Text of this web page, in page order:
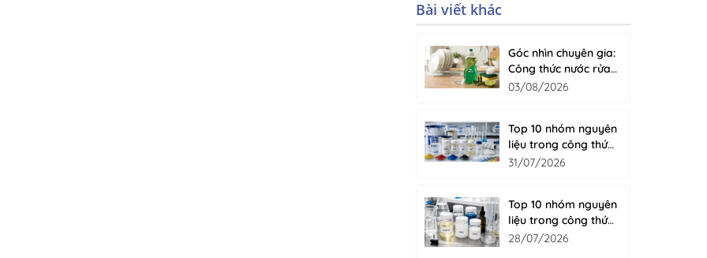
Bài viết khác
Góc nhìn chuyên gia:
Công thức nước rửa
chén cao cấp gồm
03/08/2026
Top 10 nhóm nguyên
liệu trong công thức
sơn nước
31/07/2026
Top 10 nhóm nguyên
liệu trong công thức
nước giặt hiện đại
28/07/2026